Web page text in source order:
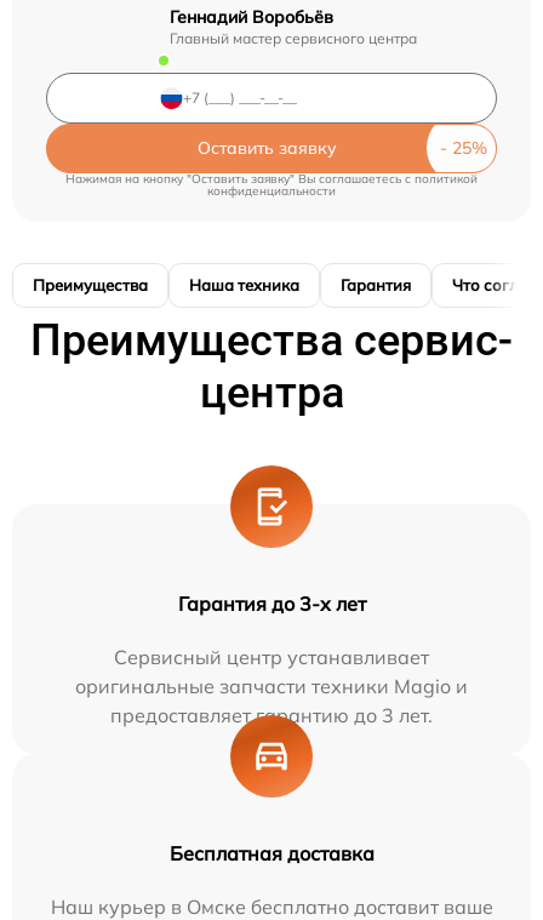
Геннадий Воробьёв
Главный мастер сервисного центра
Оставить заявку
Нажимая на кнопку "Оставить заявку" Вы соглашаетесь cполитикой
конфиденциальности
Преимущества Наша техника Гарантия Что
Преимущества сервис-
центра
Гарантия до 3-х лет
Сервисный центр устанавливает
оригинальные запчасти техники Magio и
предоставляет гарантию до 3 лет.
Бесплатная доставка
Наш курьер в Омске бесплатно доставит ваше